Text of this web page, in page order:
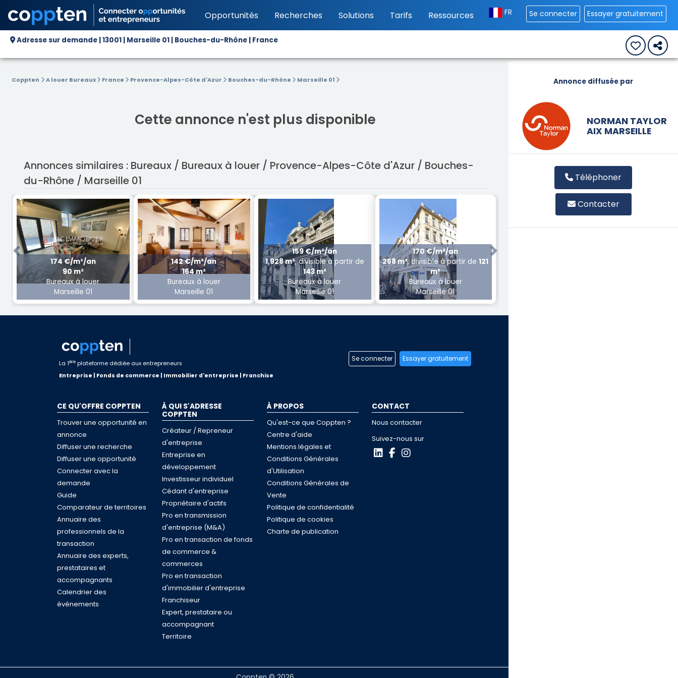
Opportunités Recherches Solutions Tarifs Ressources FR Se connecter Essayer gratuitement
Adresse sur demande | 13001 | Marseille 01 | Bouches-du-Rhône | France
Coppten A louer Bureaux France Provence-Alpes-Côte d'Azur Bouches-du-Rhône Marseille 01
Cette annonce n'est plus disponible
Annonces similaires : Bureaux / Bureaux à louer / Provence-Alpes-Côte d'Azur / Bouches-
du-Rhône / Marseille 01
174 €/m²/an
90 m²
Bureaux à louer
Marseille 01
142 €/m²/an
164 m²
Bureaux à louer
Marseille 01
159 €/m²/an
1,928 m², divisible à partir de
143 m²
Bureaux à louer
Marseille 01
170 €/m²/an
258 m², divisible à partir de121
m²
Bureaux à louer
Marseille 01
Previous Next
Annonce diffusée par
NORMAN TAYLOR
AIX MARSEILLE
Téléphoner
Contacter
La 1ère plateforme dédiée aux entrepreneurs
Entreprise | Fonds de commerce | Immobilier d'entreprise | Franchise
Se connecter Essayer gratuitement
CE QU'OFFRE COPPTEN
Trouver une opportunité en
annonce
Diffuser une recherche
Diffuser une opportunité
Connecter avec la
demande
Guide
Comparateur de territoires
Annuaire des
professionnels de la
transaction
Annuaire des experts,
prestataires et
accompagnants
Calendrier des
événements
À QUI S'ADRESSE
COPPTEN
Créateur / Repreneur
d'entreprise
Entreprise en
développement
Investisseur individuel
Cédant d'entreprise
Propriétaire d'actifs
Pro en transmission
d'entreprise (M&A)
Pro en transaction de fonds
de commerce &
commerces
Pro en transaction
d'immobilier d'entreprise
Franchiseur
Expert, prestataire ou
accompagnant
Territoire
À PROPOS
Qu'est-ce que Coppten ?
Centre d'aide
Mentions légales et
Conditions Générales
d'Utilisation
Conditions Générales de
Vente
Politique de confidentialité
Politique de cookies
Charte de publication
CONTACT
Nous contacter
Suivez-nous sur